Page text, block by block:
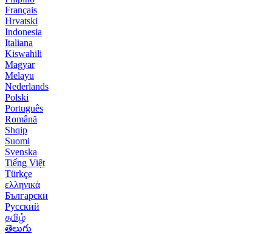
Français
Hrvatski
Indonesia
Italiana
Kiswahili
Magyar
Melayu
Nederlands
Polski
Português
Română
Shqip
Suomi
Svenska
Tiếng Việt
Türkçe
ελληνικά
Български
Русский
தமிழ்
తెలుగు